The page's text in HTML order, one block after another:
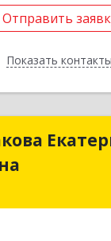
Отправить
Показать контакты
Отправить
Назад